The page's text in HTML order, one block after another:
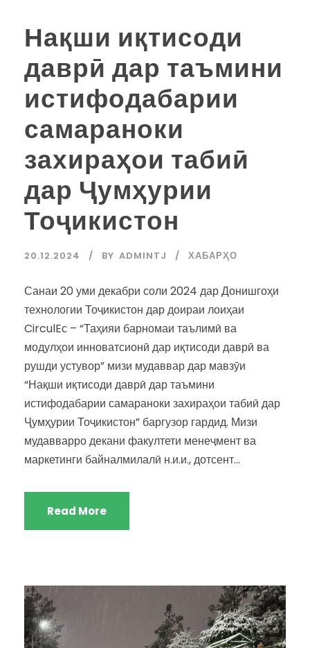
Нақши иқтисоди
даврӣ дар таъмини
истифодабарии
самараноки
захираҳои табиӣ
дар Ҷумҳурии
Тоҷикистон
20.12.2024 BY ADMINTJ ХАБАРҲО
Санаи 20 уми декабри соли 2024 дар Донишгоҳи
технологии Тоҷикистон дар доираи лоиҳаи
CirculEс – “Таҳияи барномаи таълимӣ ва
модулҳои инноватсионӣ дар иқтисоди даврӣ ва
рушди устувор” мизи мудаввар дар мавзӯи
“Нақши иқтисоди даврӣ дар таъмини
истифодабарии самараноки захираҳои табиӣ дар
Ҷумҳурии Тоҷикистон” баргузор гардид. Мизи
мудавварро декани факултети менеҷмент ва
маркетинги байналмилалӣ н.и.и., дотсент...
Read More